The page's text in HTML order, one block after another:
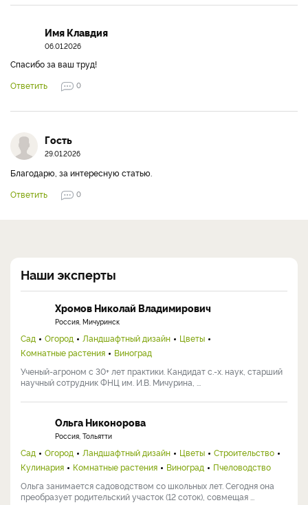
Имя Клавдия
06.01.2026
Спасибо за ваш труд!
Ответить
0
Гость
29.01.2026
Благодарю, за интересную статью.
Ответить
0
Наши эксперты
Хромов Николай Владимирович
Россия, Мичуринск
Сад Огород Ландшафтный дизайн
Цветы
Комнатные растения
Виноград
Ученый-агроном с 30+ лет практики. Кандидат с.-х. наук, старший
научный сотрудник ФНЦ им. И.В. Мичурина, ...
Ольга Никонорова
Россия, Тольятти
Сад Огород Ландшафтный дизайн Цветы
Строительство
Кулинария
Комнатные растения Виноград
Пчеловодство
Ольга занимается садоводством со школьных лет. Сегодня она
преобразует родительский участок (12 соток), совмещая ...